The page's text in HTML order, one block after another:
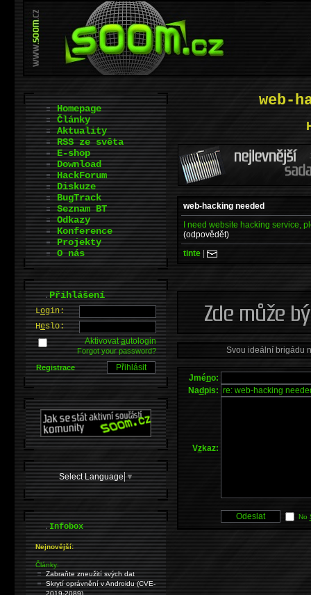
web-
web-hacking needed
I need website hacking service,
(odpovědět)
tinte |
Svou ideální brigádu
Jméno:
Nadpis:
Vzkaz:
No
Homepage
Články
Aktuality
RSS ze světa
E-shop
Download
HackForum
Diskuze
BugTrack
Seznam BT
Odkazy
Konference
Projekty
O nás
.Přihlášení
Login:
Heslo:
Aktivovatautologin
Forgot your password?
Registrace
Select Language ▼
.Infobox
Nejnovější:
Články:
Zabraňte zneužití svých dat
Skrytí oprávnění v Androidu (CVE-
2019-2089)